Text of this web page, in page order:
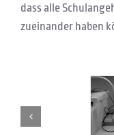
dass alle
zueinander haben